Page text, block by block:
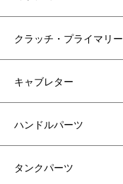
クラッチ・プライマリー
キャブレター
ハンドルパーツ
タンクパーツ